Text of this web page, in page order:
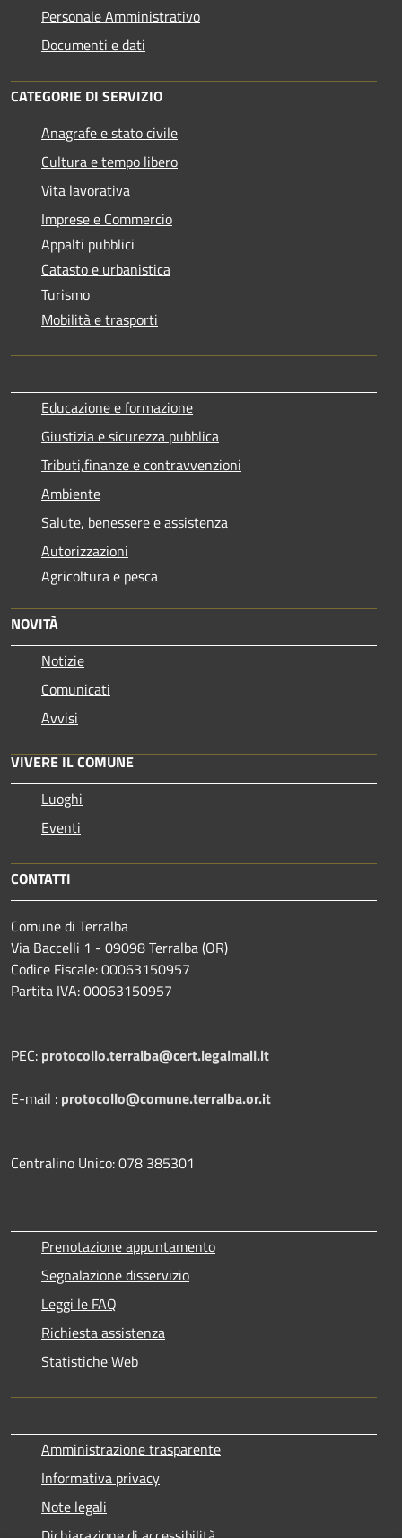
Personale Amministrativo
Documenti e dati
CATEGORIE DI SERVIZIO
Anagrafe e stato civile
Cultura e tempo libero
Vita lavorativa
Imprese e Commercio
Appalti pubblici
Catasto e urbanistica
Turismo
Mobilità e trasporti
Educazione e formazione
Giustizia e sicurezza pubblica
Tributi,finanze e contravvenzioni
Ambiente
Salute, benessere e assistenza
Autorizzazioni
Agricoltura e pesca
NOVITÀ
Notizie
Comunicati
Avvisi
VIVERE IL COMUNE
Luoghi
Eventi
CONTATTI
Comune di Terralba
Via Baccelli 1 - 09098 Terralba (OR)
Codice Fiscale: 00063150957
Partita IVA: 00063150957
PEC: protocollo.terralba@cert.legalmail.it
E-mail : protocollo@comune.terralba.or.it
Centralino Unico: 078 385301
Prenotazione appuntamento
Segnalazione disservizio
Leggi le FAQ
Richiesta assistenza
Statistiche Web
Amministrazione trasparente
Informativa privacy
Note legali